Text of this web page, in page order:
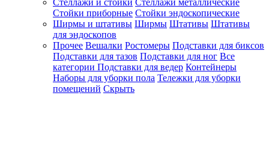
Стеллажи и стойки Стеллажи металлические
Стойки приборные Стойки эндоскопические
Ширмы и штативы Ширмы Штативы Штативы
для эндоскопов
Прочее Вешалки Ростомеры Подставки для биксов
Подставки для тазов Подставки для ног Все
категории Подставки для ведер Контейнеры
Наборы для уборки пола Тележки для уборки
помещений Скрыть